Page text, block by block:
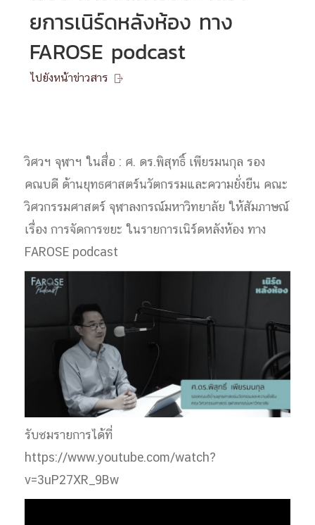
ยการเนิร์ดหลังห้อง ทาง
FAROSE podcast
ไปยังหน้าข่าวสาร 
วิศวฯ จุฬาฯ ในสื่อ : ศ. ดร.พิสุทธิ์ เพียรมนกุล รอง
คณบดี ด้านยุทธศาสตร์นวัตกรรมและความยั่งยืน คณะ
วิศวกรรมศาสตร์ จุฬาลงกรณ์มหาวิทยาลัย ให้สัมภาษณ์
เรื่อง การจัดการขยะ ในรายการเนิร์ดหลังห้อง ทาง
FAROSE podcast
รับชมรายการได้ที่
https://www.youtube.com/watch?
v=3uP27XR_9Bw